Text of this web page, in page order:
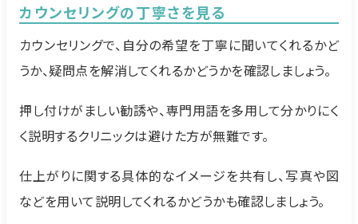
カウンセリングの丁寧さを見る
カウンセリングで、自分の希望を丁寧に聞いてくれるかど
うか、疑問点を解消してくれるかどうかを確認しましょう。
押し付けがましい勧誘や、専門用語を多用して分かりにく
く説明するクリニックは避けた方が無難です。
仕上がりに関する具体的なイメージを共有し、写真や図
などを用いて説明してくれるかどうかも確認しましょう。